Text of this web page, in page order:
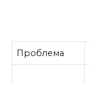
Проблема